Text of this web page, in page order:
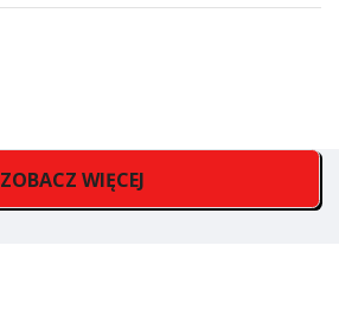
ZOBACZ WIĘCEJ